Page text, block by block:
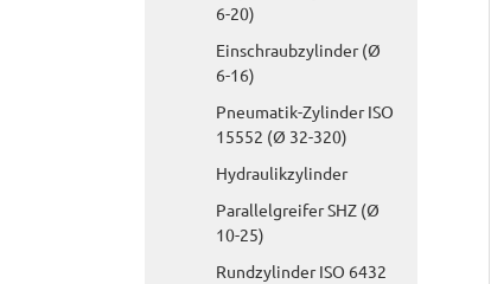
6-20)
Einschraubzylinder (Ø
6-16)
Pneumatik-Zylinder ISO
15552 (Ø 32-320)
Hydraulikzylinder
Parallelgreifer SHZ (Ø
10-25)
Rundzylinder ISO 6432